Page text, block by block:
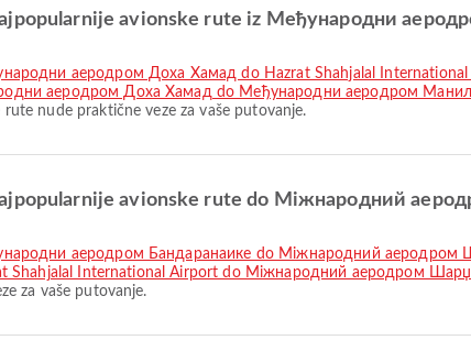
avionske rute iz Међународни
аеродром Доха Хамад do Hazrat Shahjalal
аеродром Доха Хамад do Међународни аеродром
nude praktične veze za vaše putovanje.
avionske rute do Міжнародний
аеродром Бандаранаике do Міжнародний аеродром
Shahjalal International Airport do Міжнародний аеродром
za vaše putovanje.